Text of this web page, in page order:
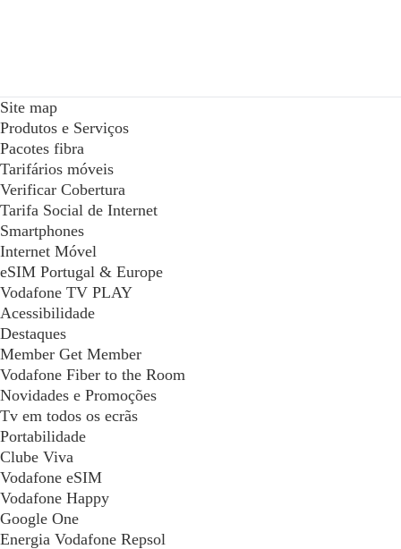
Site map
Produtos e Serviços
Pacotes fibra
Tarifários móveis
Verificar Cobertura
Tarifa Social de Internet
Smartphones
Internet Móvel
eSIM Portugal & Europe
Vodafone TV PLAY
Acessibilidade
Destaques
Member Get Member
Vodafone Fiber to the Room
Novidades e Promoções
Tv em todos os ecrãs
Portabilidade
Clube Viva
Vodafone eSIM
Vodafone Happy
Google One
Energia Vodafone Repsol